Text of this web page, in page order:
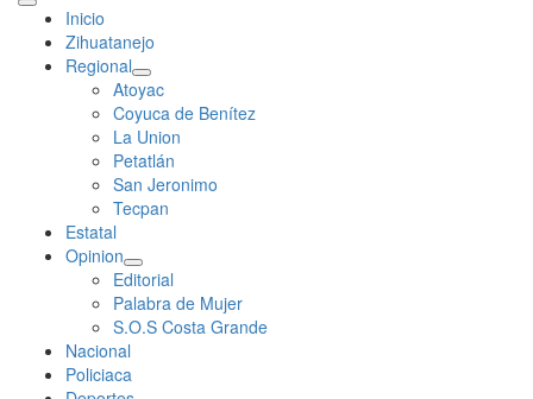
Primary
Menu
Inicio
Zihuatanejo
Regional
Atoyac
Coyuca de Benítez
La Union
Petatlán
San Jeronimo
Tecpan
Estatal
Opinion
Editorial
Palabra de Mujer
S.O.S Costa Grande
Nacional
Policiaca